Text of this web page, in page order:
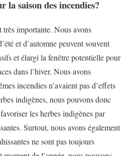
la saison des incendies?
très importante. Nous avons
et d’automne peuvent souvent
et élargi la fenêtre potentielle pour
dans l’hiver. Nous avons
incendies n’avaient pas d’effets
indigènes, nous pouvons donc
les herbes indigènes par
Surtout, nous avons également
ne sont pas toujours